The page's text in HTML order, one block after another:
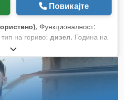
Повикајте
, Функционалност:
тип на гориво: дизел, Година на
фарови, низок степен на
хидраулика на гриперот,